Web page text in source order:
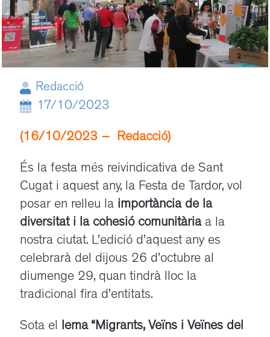
Redacció
17/10/2023
(16/10/2023 – Redacció)
És la festa més reivindicativa de Sant
Cugat i aquest any, la Festa de Tardor, vol
posar en relleu la importància de la
diversitat i la cohesió comunitària a la
nostra ciutat. L’edició d’aquest any es
celebrarà del dijous 26 d’octubre al
diumenge 29, quan tindrà lloc la
tradicional fira d’entitats.
Sota el lema “Migrants, Veïns i Veïnes del